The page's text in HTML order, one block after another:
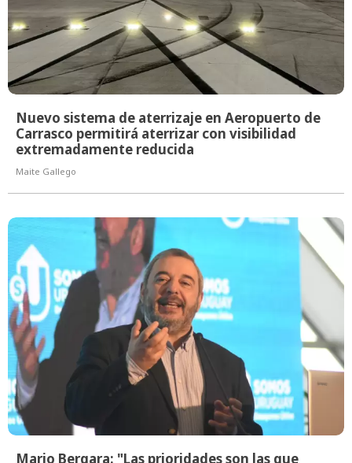
Nuevo sistema de aterrizaje en Aeropuerto de
Carrasco permitirá aterrizar con visibilidad
extremadamente reducida
Maite Gallego
Mario Bergara: "Las prioridades son las que